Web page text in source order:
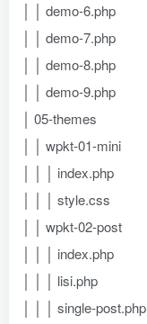
│ │ demo-6.php
│ │ demo-7.php
│ │ demo-8.php
│ │ demo-9.php
│ 05-themes
│ │ wpkt-01-mini
│ │ │ index.php
│ │ │ style.css
│ │ wpkt-02-post
│ │ │ index.php
│ │ │ lisi.php
│ │ │ single-post.php